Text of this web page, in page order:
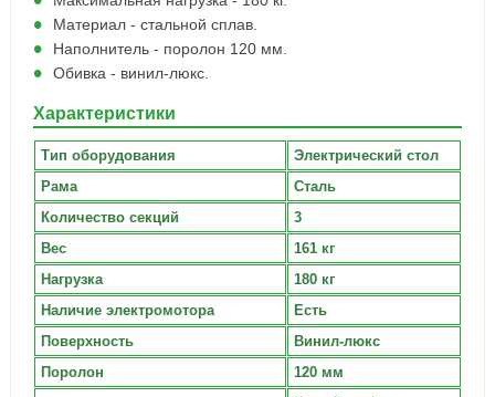
Материал - стальной сплав.
Наполнитель - поролон 120 мм.
Обивка - винил-люкс.
Характеристики
Тип оборудования
Электрический стол
Рама
Сталь
Количество секций
3
Вес
161 кг
Нагрузка
180 кг
Наличие электромотора
Есть
Поверхность
Винил-люкс
Поролон
120 мм